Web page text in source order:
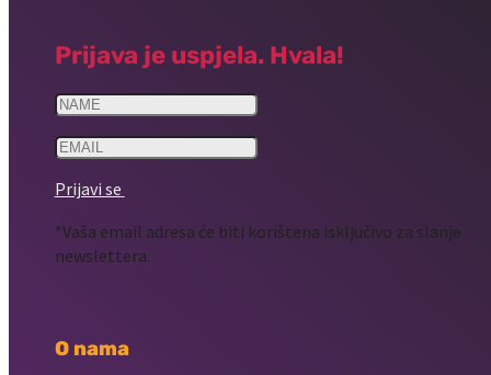
Prijava je uspjela. Hvala!
Prijavi se
*Vaša email adresa će biti korištena isključivo za slanje
newslettera.
O nama